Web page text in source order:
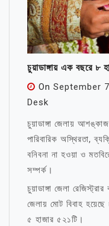
চুয়াডাঙ্গায় এক বছরে ৮
On September
Desk
চুয়াডাঙ্গা জেলায়
পারিবারিক অস্থিরতা,
বনিবনা না হওয়া ও
সম্পর্ক।
চুয়াডাঙ্গা জেলা
জেলায় মোট বিবাহ
৫ হাজার ৫২১টি।